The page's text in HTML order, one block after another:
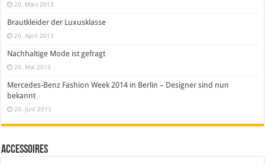
20. März 2013
Brautkleider der Luxusklasse
20. April 2013
Nachhaltige Mode ist gefragt
20. Mai 2013
Mercedes-Benz Fashion Week 2014 in Berlin – Designer sind nun
bekannt
20. Juni 2013
Accessoires